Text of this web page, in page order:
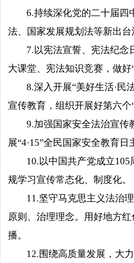
6.持续深化党的二十届四
法、国家发展规划法等新出
7.以宪法宣誓、宪法纪念
大课堂、宪法知识竞赛，做
8.深入开展“美好生活·民
宣传教育，组织开展好第六
9.加强国家安全法治宣传
展“4·15”全民国家安全教育
10.以中国共产党成立
规学习宣传常态化、制度化。
11.坚守马克思主义法治
原则、治理理念。用好地方
播。
12.围绕高质量发展，大